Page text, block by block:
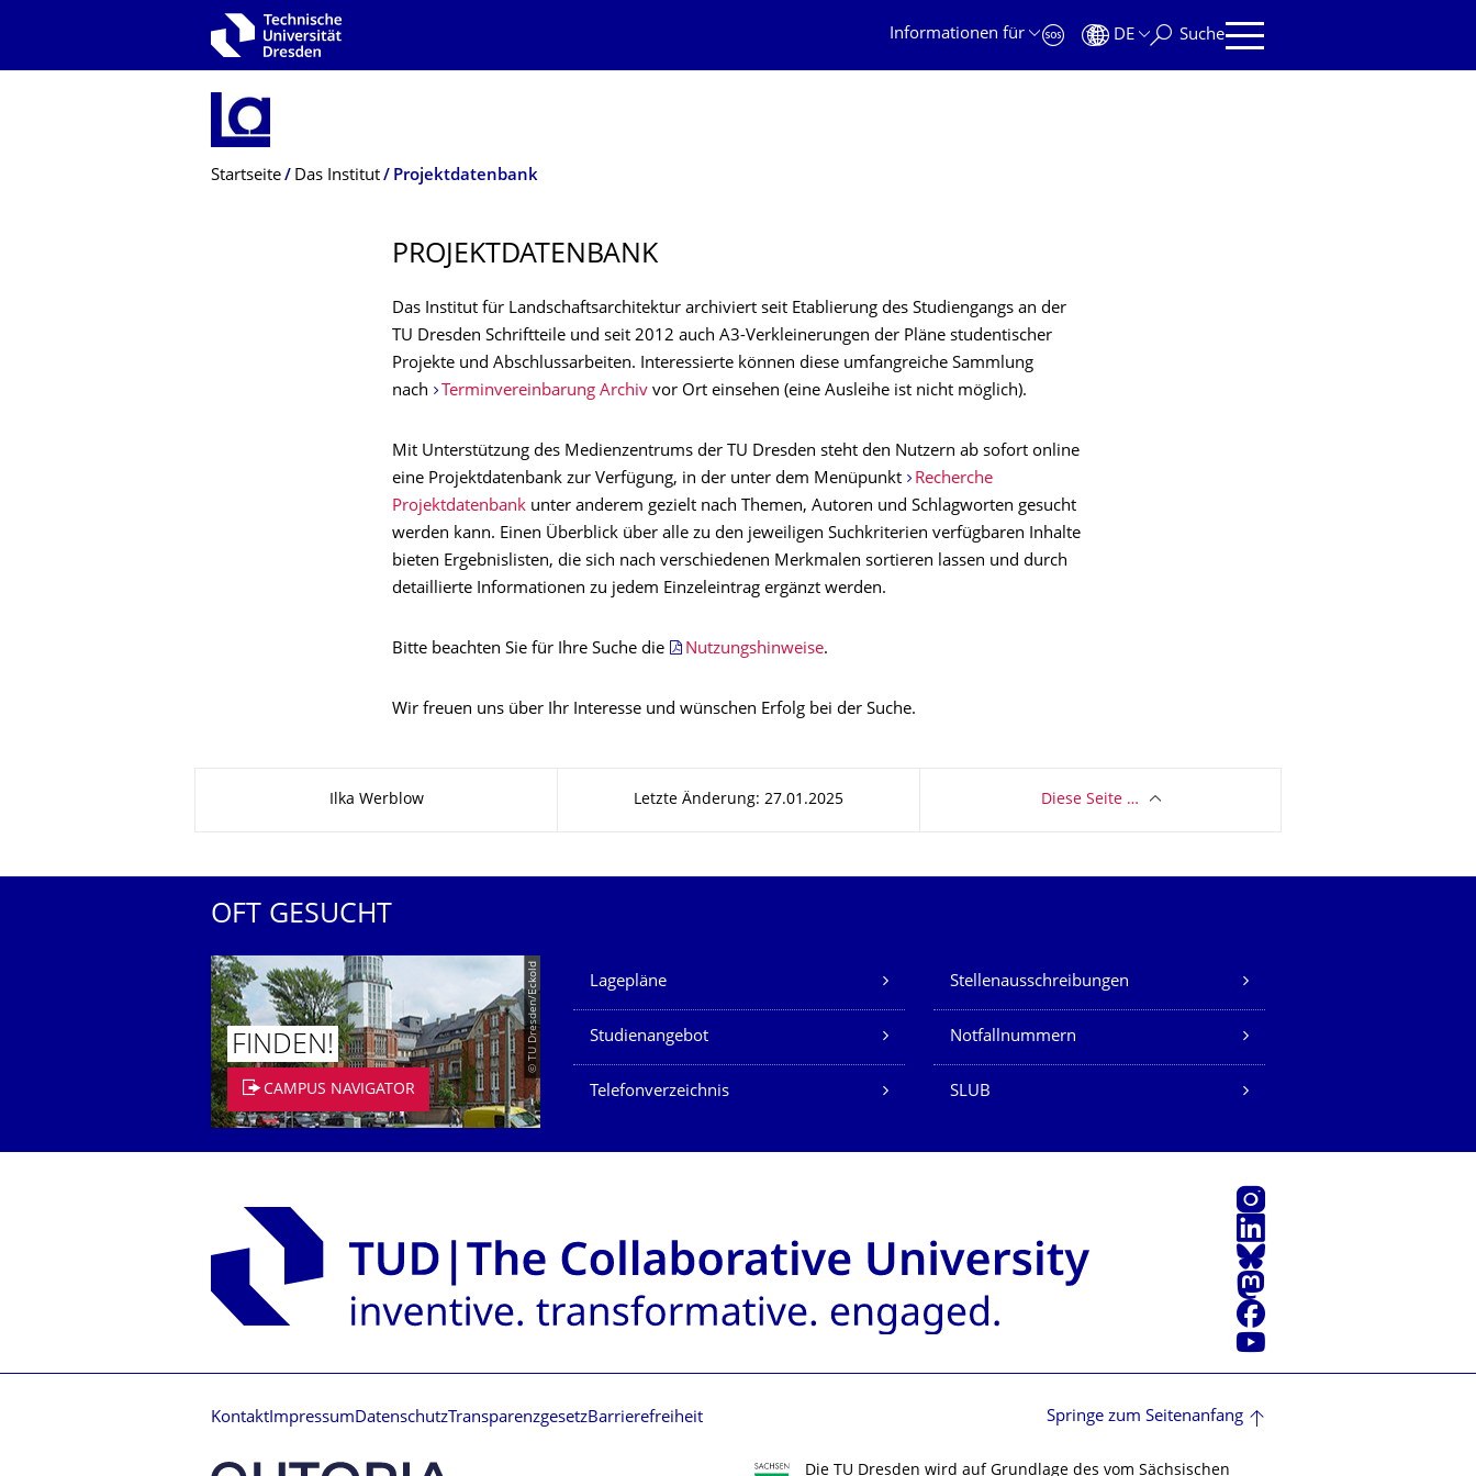
Zur Hauptnavigation springen
Informationen für
DE Suche
Breadcrumb-Menü
Startseite Das Institut Projektdatenbank
PROJEKTDATEN­BANK
Das Institut für Landschaftsarchitektur archiviert seit Etablierung des Studiengangs an der
TU Dresden Schriftteile und seit 2012 auch A3-Verkleinerungen der Pläne studentischer
Projekte und Abschlussarbeiten. Interessierte können diese umfangreiche Sammlung
nach
Terminvereinbarung Archiv vor Ort einsehen (eine Ausleihe ist nicht möglich).
Mit Unterstützung des Medienzentrums der TU Dresden steht den Nutzern ab sofort online
eine Projektdatenbank zur Verfügung, in der unter dem Menüpunkt
Recherche
Projektdatenbank unter anderem gezielt nach Themen, Autoren und Schlagworten gesucht
werden kann. Einen Überblick über alle zu den jeweiligen Suchkriterien verfügbaren Inhalte
bieten Ergebnislisten, die sich nach verschiedenen Merkmalen sortieren lassen und durch
detaillierte Informationen zu jedem Einzeleintrag ergänzt werden.
Bitte beachten Sie für Ihre Suche die Nutzungshinweise.
Wir freuen uns über Ihr Interesse und wünschen Erfolg bei der Suche.
Ilka Werblow Letzte Änderung: 27.01.2025 Diese Seite …
OFT GESUCHT
© TU Dresden/Eckold
FINDEN!
CAMPUS NAVIGATOR
Unsere Dienste
Lagepläne Stellenausschreibungen
Studienangebot Notfallnummern
Telefonverzeichnis SLUB
Instagram
LinkedIn
Bluesky
Mastodon
Facebook
Youtube
Kontakt Impressum DatenschutzTransparenzgesetzBarrierefreiheit Springe zum Seitenanfang
Die TU Dresden wird auf Grundlage des vom Sächsischen